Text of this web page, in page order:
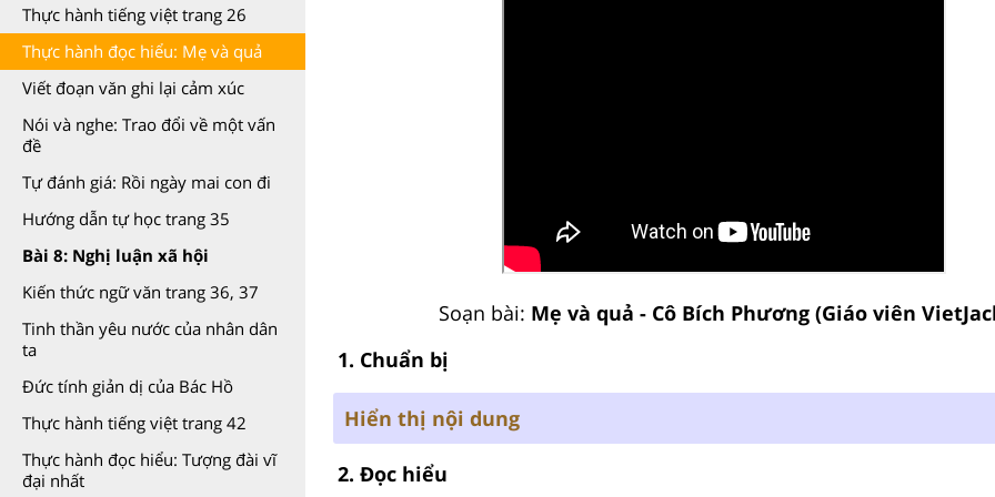
Thực hành tiếng việt trang 26
Thực hành đọc hiểu: Mẹ và quả
Viết đoạn văn ghi lại cảm xúc
Nói và nghe: Trao đổi về một vấn
đề
Tự đánh giá: Rồi ngày mai con đi
Hướng dẫn tự học trang 35
Bài 8: Nghị luận xã hội
Kiến thức ngữ văn trang 36, 37
Tinh thần yêu nước của nhân dân
ta
Đức tính giản dị của Bác Hồ
Thực hành tiếng việt trang 42
Thực hành đọc hiểu: Tượng đài vĩ
đại nhất
Soạn bài: Mẹ và quả - Cô Bích Phương (Giáo viên
1. Chuẩn bị
Hiển thị nội dung
2. Đọc hiểu